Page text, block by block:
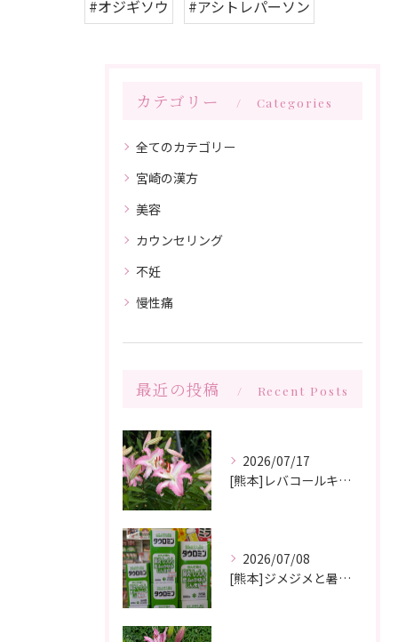
#オジギソウ #アシトレパーソン
カテゴリー Categories
全てのカテゴリー
宮崎の漢方
美容
カウンセリング
不妊
慢性痛
最近の投稿 Recent Posts
2026/07/17
[熊本]レバコールキャンペーン＆ガチャガチャ抽選会やっています‼️
2026/07/08
[熊本]ジメジメと暑い夏痒くてたまらない、皮膚炎が治らない、蕁麻疹が出やすくて悩んでいる方いませんか⁉️タウロミン錠でいつの間にか治ってしまったと大好評です💞